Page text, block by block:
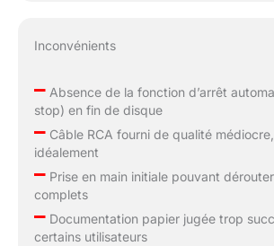
Inconvénients
–Absence de la fonction d’arrêt
stop) en fin de disque
–Câble RCA fourni de qualité
idéalement
–Prise en main initiale pouvant
complets
–Documentation papier jugée trop
certains utilisateurs